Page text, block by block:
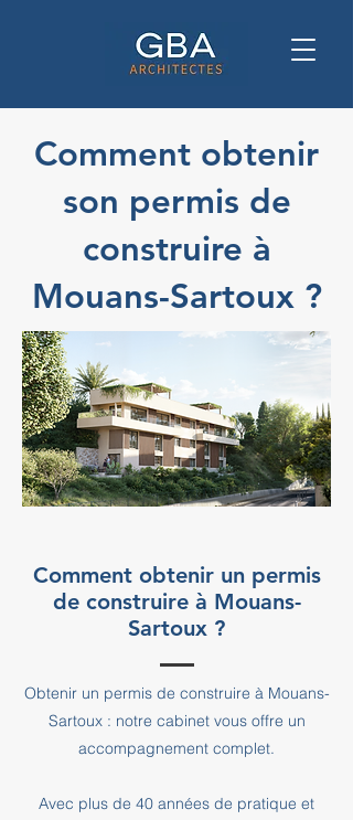
Comment obtenir
son permis de
construire à
Mouans-Sartoux ?
Comment obtenir un permis
de construire à Mouans-
Sartoux ?
Obtenir un permis de construire à Mouans-
Sartoux : notre cabinet vous offre un
accompagnement complet.
Avec plus de 40 années de pratique et